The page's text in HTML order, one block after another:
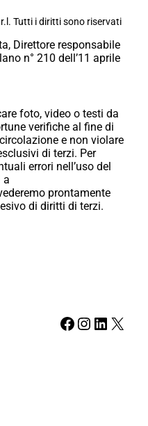
Tutti i diritti sono riservati
Direttore responsabile
n° 210 dell’11 aprile
foto, video o testi da
verifiche al fine di
e non violare
di terzi. Per
errori nell’uso del
a
prontamente
di diritti di terzi.
Facebook Instagram LinkedIn X